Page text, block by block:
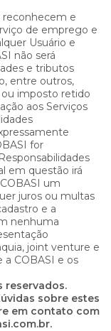
reconhecem e
de emprego e
Usuário e
não será
e tributos
entre outros,
imposto retido
aos Serviços
for
em questão irá
um
juros ou multas
e a
nenhuma
joint venture e
COBASI e os
reservados.
sobre estes
em contato com